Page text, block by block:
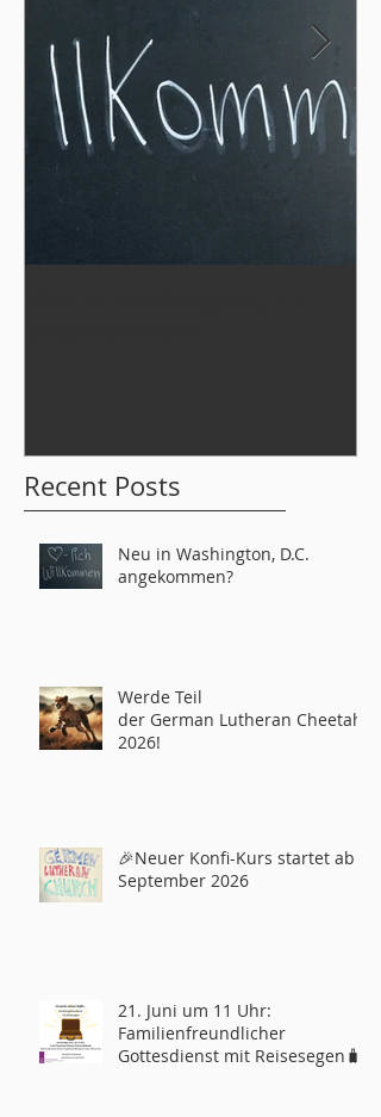
Recent Posts
Neu in Washington, D.C.
angekommen?
Werde Teil
der German Lutheran Cheetahs
2026!
🎉Neuer Konfi-Kurs startet ab
September 2026
21. Juni um 11 Uhr:
Familienfreundlicher
Gottesdienst mit Reisesegen🧳